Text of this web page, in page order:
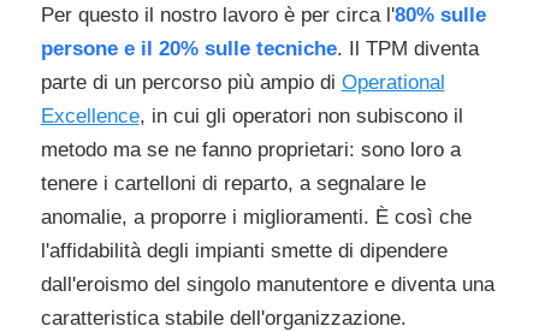
Per questo il nostro lavoro è per circa l'80% sulle
persone e il 20% sulle tecniche. Il TPM diventa
parte di un percorso più ampio di Operational
Excellence, in cui gli operatori non subiscono il
metodo ma se ne fanno proprietari: sono loro a
tenere i cartelloni di reparto, a segnalare le
anomalie, a proporre i miglioramenti. È così che
l'affidabilità degli impianti smette di dipendere
dall'eroismo del singolo manutentore e diventa una
caratteristica stabile dell'organizzazione.